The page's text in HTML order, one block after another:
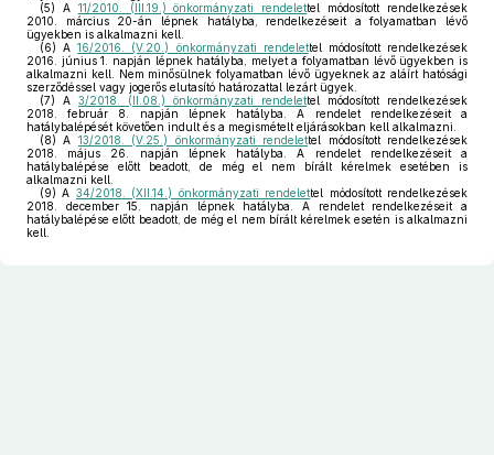
(5) A 11/2010. (III.19.) önkormányzati rendelettel módosított rendelkezések
2010. március 20-án lépnek hatályba, rendelkezéseit a folyamatban lévő
ügyekben is alkalmazni kell.
(6) A16/2016. (V.20.) önkormányzati rendelettel módosított rendelkezések
2016. június 1. napján lépnek hatályba, melyet a folyamatban lévő ügyekben is
alkalmazni kell. Nem minősülnek folyamatban lévő ügyeknek az aláírt hatósági
szerződéssel vagy jogerős elutasító határozattal lezárt ügyek.
(7) A 3/2018. (II.08.) önkormányzati rendelettel módosított rendelkezések
2018. február 8. napján lépnek hatályba. A rendelet rendelkezéseit a
hatálybalépését követően indult és a megismételt eljárásokban kell alkalmazni.
(8) A 13/2018. (V.25.) önkormányzati rendelettel módosított rendelkezések
2018. május 26. napján lépnek hatályba. A rendelet rendelkezéseit a
hatálybalépése előtt beadott, de még el nem bírált kérelmek esetében is
alkalmazni kell.
(9) A 34/2018. (XII.14.) önkormányzati rendelettel módosított rendelkezések
2018. december 15. napján lépnek hatályba. A rendelet rendelkezéseit a
hatálybalépése előtt beadott, de még el nem bírált kérelmek esetén is alkalmazni
kell.